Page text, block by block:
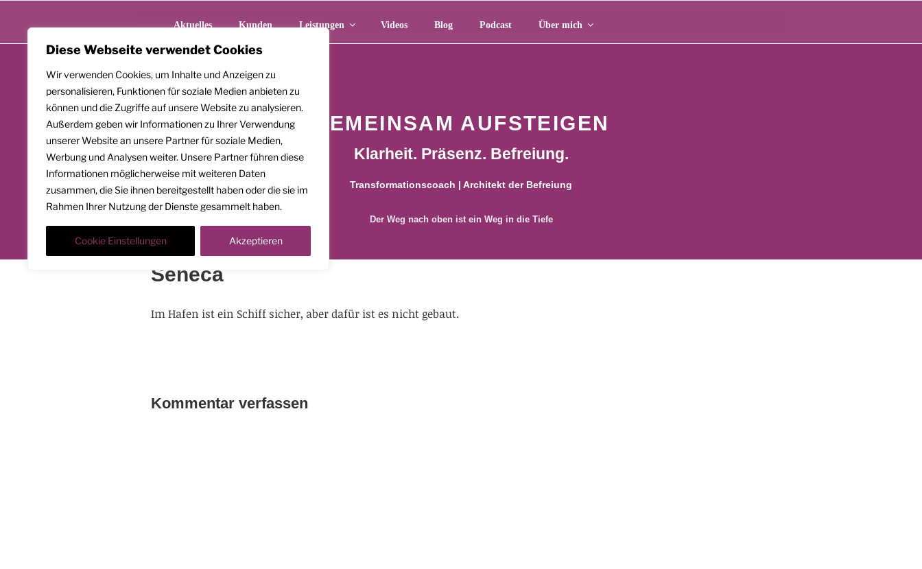
Diese Webseite verwendet Cookies
Wir verwenden Cookies, um Inhalte und Anzeigen zu
personalisieren, Funktionen für soziale Medien anbieten zu
können und die Zugriffe auf unsere Website zu analysieren.
Außerdem geben wir Informationen zu Ihrer Verwendung
unserer Website an unsere Partner für soziale Medien,
Werbung und Analysen weiter. Unsere Partner führen diese
Informationen möglicherweise mit weiteren Daten
zusammen, die Sie ihnen bereitgestellt haben oder die sie im
Rahmen Ihrer Nutzung der Dienste gesammelt haben.
Cookie Einstellungen Akzeptieren
springen
GEMEINSAM AUFSTEIGEN
Klarheit. Präsenz. Befreiung.
Transformationscoach | Architekt der Befreiung
Der Weg nach oben ist ein Weg in die Tiefe
Aktuelles Kunden Leistungen Videos Blog Podcast Über mich
Seneca
Im Hafen ist ein Schiff sicher, aber dafür ist es nicht gebaut.
Kommentar verfassen